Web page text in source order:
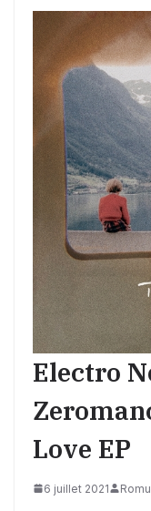
Electro
Love EP
6 juillet 2021 Romu